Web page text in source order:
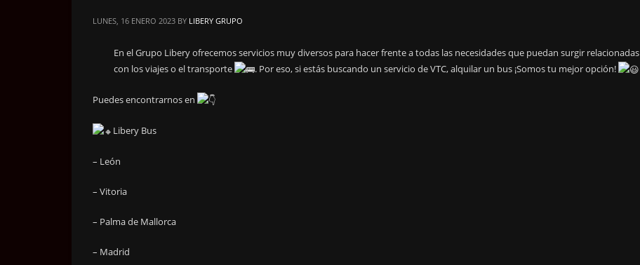
LUNES, 16 ENERO 2023 BY LIBERY GRUPO
En el Grupo Libery ofrecemos servicios muy diversos para hacer frente a todas las necesidades que puedan surgir relacionadas
con los viajes o el transporte
. Por eso, si estás buscando un servicio de VTC, alquilar un bus ¡Somos tu mejor opción!
Puedes encontrarnos en
Libery Bus
– León
– Vitoria
– Palma de Mallorca
– Madrid